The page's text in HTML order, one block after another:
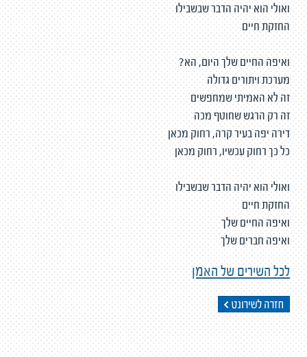
ואולי הוא יהיה הדבר שבשבילו
החזקת חיים
ואיפה החיים שלך היום, הא?
מערכת ויתורים גדולה
זה לא האמיתי שמחפשים
זה רק הרגש שחוטף מכה
דירה יפה בעיר קרה, רחוק מכאן
כל כך רחוק עכשיו, רחוק מכאן
ואולי הוא יהיה הדבר שבשבילו
החזקת חיים
ואיפה החיים שלך
ואיפה חברים שלך
לכל השירים של האמן